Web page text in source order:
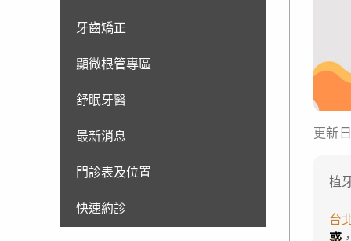
牙齒矯正
顯微根管專區
舒眠牙醫
最新消息
門診表及位置
快速約診
更新
植
台
惑